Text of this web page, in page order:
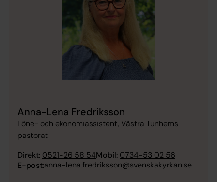
Anna-Lena Fredriksson
Löne- och ekonomiassistent, Västra Tunhems
pastorat
Direkt: 0521-26 58 54Mobil: 0734-53 02 56
E-post:anna-lena.fredriksson@svenskakyrkan.se